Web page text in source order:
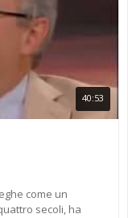
40:53
come un
secoli, ha